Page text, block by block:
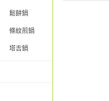
鬆餅鍋
條紋煎鍋
塔吉鍋